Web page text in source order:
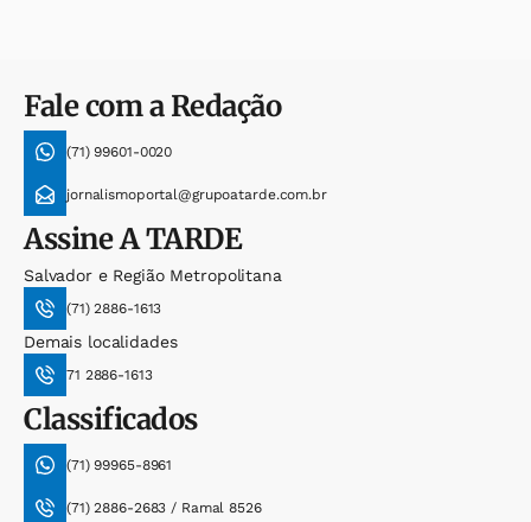
Fale com a Redação
(71) 99601-0020
jornalismoportal@grupoatarde.com.br
AssineA TARDE
Salvador e Região Metropolitana
(71) 2886-1613
Demais localidades
71 2886-1613
Classificados
(71) 99965-8961
(71) 2886-2683 / Ramal 8526